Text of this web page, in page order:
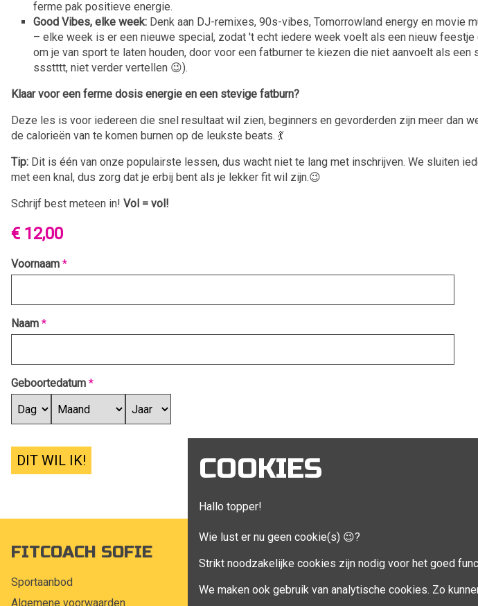
COOKIES
Hallo topper!
Wie lust er nu geen cookie(s) 😉?
Strikt noodzakelijke cookies zijn nodig voor het goed
We maken ook gebruik van analytische cookies. Zo
ferme pak positieve energie.
Good Vibes, elke week: Denk aan DJ-remixes, 90s-vibes, Tomorrowland energy en movie
– elke week is er een nieuwe special, zodat 't echt iedere week voelt als een nieuw feestje
om je van sport te laten houden, door voor een fatburner te kiezen die niet aanvoelt als een
ssstttt, niet verder vertellen 😉).
Klaar voor een ferme dosis energie en een stevige fatburn?
Deze les is voor iedereen die snel resultaat wil zien, beginners en gevorderden zijn meer dan
de calorieën van te komen burnen op de leukste beats. 💃
Tip: Dit is één van onze populairste lessen, dus wacht niet te lang met inschrijven. We sluiten
met een knal, dus zorg dat je erbij bent als je lekker fit wil zijn.😉
Schrijf best meteen in! Vol = vol!
€ 12,00
Voornaam *
Naam *
Geboortedatum *
DIT WIL IK!
FITCOACH SOFIE
Sportaanbod
Algemene voorwaarden
Mijn account